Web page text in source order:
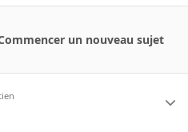
un nouveau sujet